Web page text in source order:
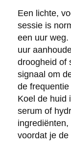
Een lichte,
sessie is
een uur
uur
droogheid of
signaal om
de
Koel de huid
serum of
voordat je